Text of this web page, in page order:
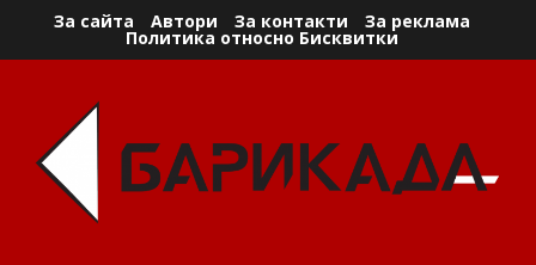
За сайта Автори За контакти За реклама
Политика относно Бисквитки